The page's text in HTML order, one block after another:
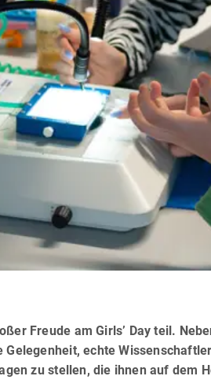
Freude am Girls’ Day teil.
Gelegenheit, echte
zu stellen, die ihnen auf dem